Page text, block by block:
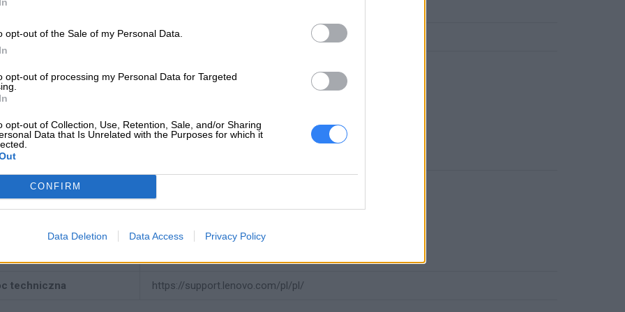
opt-out of the Sale of my Personal Data.
opt-out of processing my Personal Data for Targeted
opt-out of Collection, Use, Retention, Sale, and/or Sharing
Data that Is Unrelated with the Purposes for which it
CONFIRM
Data Deletion Data Access Privacy Policy
5B11K38961
18001 Development Drive
Telefon: +1 (855) 253-6686
ul. Gottlieba Daimlera 1
info_pl@lenovo.com
techniczna https://support.lenovo.com/pl/pl/